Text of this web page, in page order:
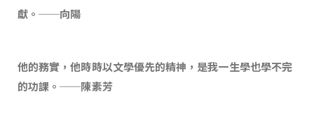
獻。──向陽
他的務實，他時時以文學優先的精神，是我一生學也學不完
的功課。──陳素芳